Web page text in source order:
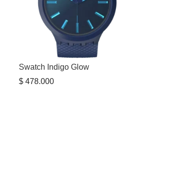
Swatch Indigo Glow
$ 478.000